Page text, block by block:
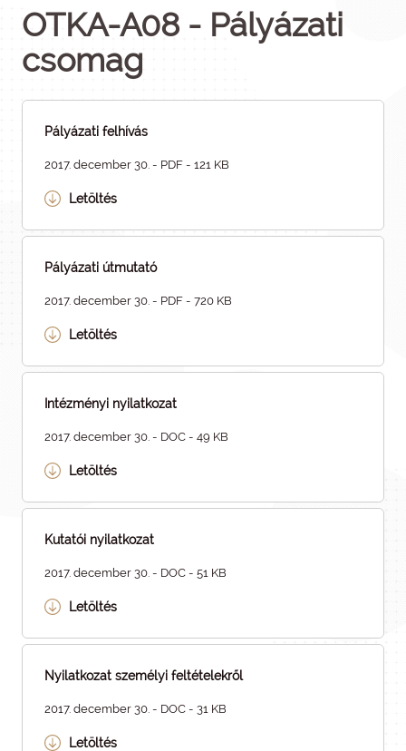
OTKA-A08 - Pályázati
csomag
Pályázati felhívás
2017. december 30. - PDF - 121 KB
Letöltés
Pályázati útmutató
2017. december 30. - PDF - 720 KB
Letöltés
Intézményi nyilatkozat
2017. december 30. - DOC - 49 KB
Letöltés
Kutatói nyilatkozat
2017. december 30. - DOC - 51 KB
Letöltés
Nyilatkozat személyi feltételekről
2017. december 30. - DOC - 31 KB
Letöltés